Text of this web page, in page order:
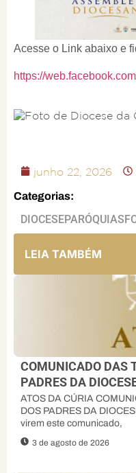
Acesse o Link abaixo e
https://
junho 22, 2026
Categorias:
DIOCESEPARÓQUIAS
LEIA TAMBÉM
COMUNICADO DAS
PADRES DA
ATOS DA CÚRIA
DOS PADRES DA
virem este comunicado,
3 de agosto de 2026